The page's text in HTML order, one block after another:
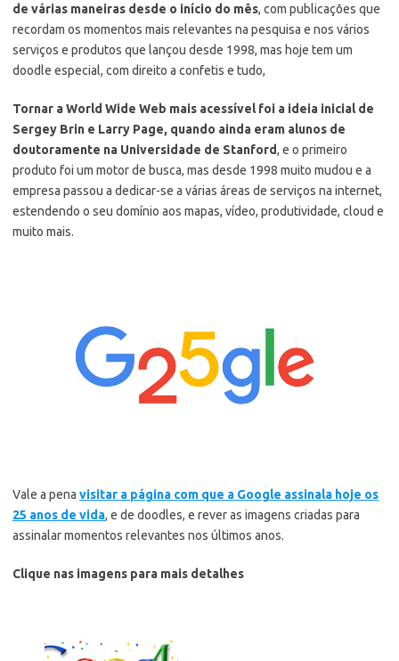
de várias maneiras desde o início do mês, com publicações que
recordam os momentos mais relevantes na pesquisa e nos vários
serviços e produtos que lançou desde 1998, mas hoje tem um
doodle especial, com direito a confetis e tudo,
Tornar a World Wide Web mais acessível foi a ideia inicial de
Sergey Brin e Larry Page, quando ainda eram alunos de
doutoramente na Universidade de Stanford, e o primeiro
produto foi um motor de busca, mas desde 1998 muito mudou e a
empresa passou a dedicar-se a várias áreas de serviços na internet,
estendendo o seu domínio aos mapas, vídeo, produtividade, cloud e
muito mais.
Vale a pena visitar a página com que a Google assinala hoje os
25 anos de vida, e de doodles, e rever as imagens criadas para
assinalar momentos relevantes nos últimos anos.
Clique nas imagens para mais detalhes